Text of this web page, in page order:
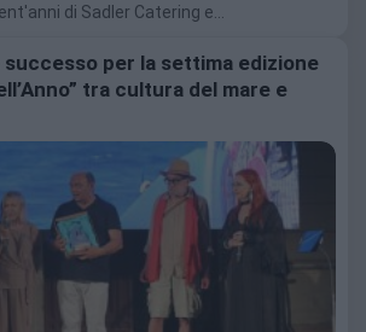
di Sadler Catering e…
successo per la settima edizione
tra cultura del mare e